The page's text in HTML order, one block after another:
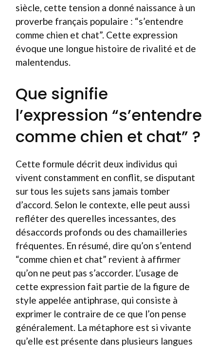
siècle, cette tension a donné naissance à un
proverbe français populaire : “s’entendre
comme chien et chat”. Cette expression
évoque une longue histoire de rivalité et de
malentendus.
Que signifie
l’expression “s’entendre
comme chien et chat” ?
Cette formule décrit deux individus qui
vivent constamment en conflit, se disputant
sur tous les sujets sans jamais tomber
d’accord. Selon le contexte, elle peut aussi
refléter des querelles incessantes, des
désaccords profonds ou des chamailleries
fréquentes. En résumé, dire qu’on s’entend
“comme chien et chat” revient à affirmer
qu’on ne peut pas s’accorder. L’usage de
cette expression fait partie de la figure de
style appelée antiphrase, qui consiste à
exprimer le contraire de ce que l’on pense
généralement. La métaphore est si vivante
qu’elle est présente dans plusieurs langues